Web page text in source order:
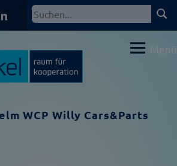
Suchen
Menü
WCP Willy Cars&Parts